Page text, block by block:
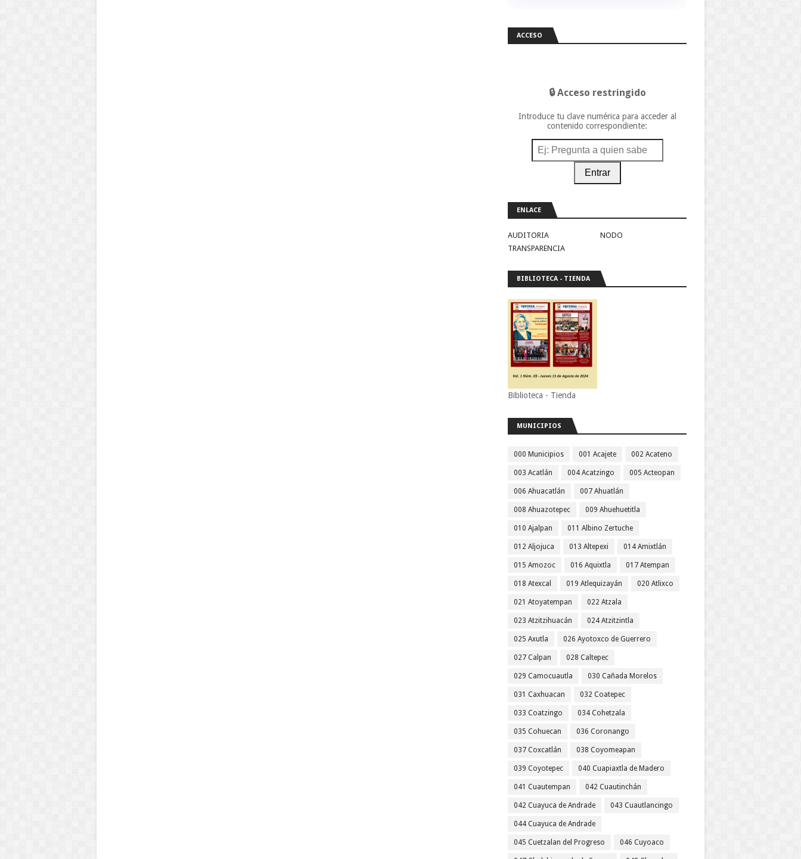
ACCESO
🔒 Acceso restringido
Introduce tu clave numérica para acceder al
contenido correspondiente:
Entrar
ENLACE
AUDITORIA
NODO
TRANSPARENCIA
BIBLIOTECA - TIENDA
Biblioteca - Tienda
MUNICIPIOS
000 Municipios 001 Acajete 002 Acateno
003 Acatlán 004 Acatzingo 005 Acteopan
006 Ahuacatlán 007 Ahuatlán
008 Ahuazotepec 009 Ahuehuetitla
010 Ajalpan 011 Albino Zertuche
012 Aljojuca 013 Altepexi 014 Amixtlán
015 Amozoc 016 Aquixtla 017 Atempan
018 Atexcal 019 Atlequizayán 020 Atlixco
021 Atoyatempan 022 Atzala
023 Atzitzihuacán 024 Atzitzintla
025 Axutla 026 Ayotoxco de Guerrero
027 Calpan 028 Caltepec
029 Camocuautla 030 Cañada Morelos
031 Caxhuacan 032 Coatepec
033 Coatzingo 034 Cohetzala
035 Cohuecan 036 Coronango
037 Coxcatlán 038 Coyomeapan
039 Coyotepec 040 Cuapiaxtla de Madero
041 Cuautempan 042 Cuautinchán
042 Cuayuca de Andrade 043 Cuautlancingo
044 Cuayuca de Andrade
045 Cuetzalan del Progreso 046 Cuyoaco